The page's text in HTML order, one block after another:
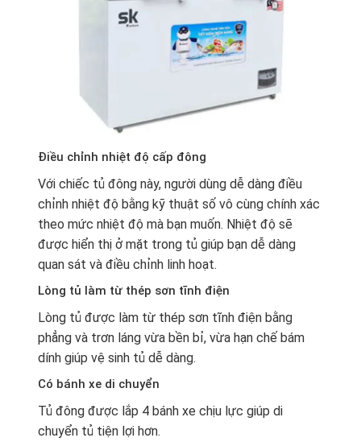
Điều chỉnh nhiệt độ cấp đông
Với chiếc tủ đông này, người dùng dễ dàng điều
chỉnh nhiệt độ bằng kỹ thuật số vô cùng chính xác
theo mức nhiệt độ mà bạn muốn. Nhiệt độ sẽ
được hiển thị ở mặt trong tủ giúp bạn dễ dàng
quan sát và điều chỉnh linh hoạt.
Lòng tủ làm từ thép sơn tĩnh điện
Lòng tủ được làm từ thép sơn tĩnh điện bằng
phẳng và trơn láng vừa bền bỉ, vừa hạn chế bám
dính giúp vệ sinh tủ dễ dàng.
Có bánh xe di chuyển
Tủ đông được lắp 4 bánh xe chịu lực giúp di
chuyển tủ tiện lợi hơn.